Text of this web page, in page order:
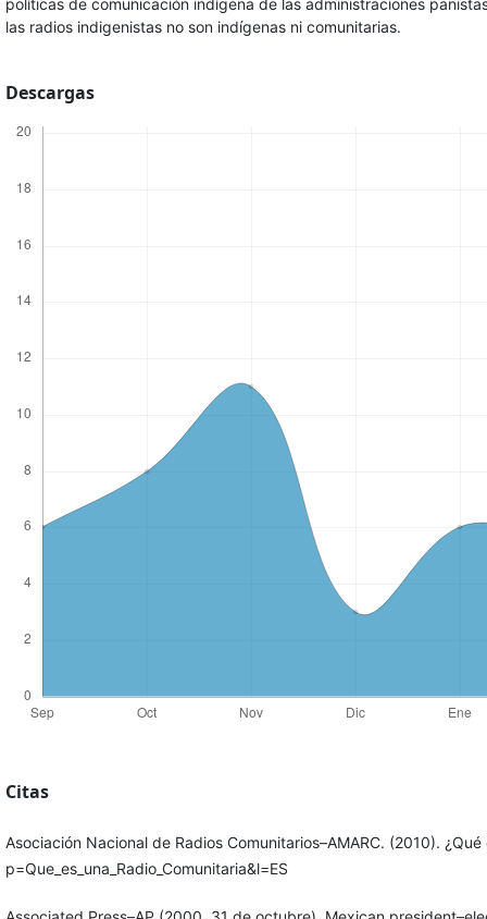
políticas de comunicación indígena de las administraciones
las radios indigenistas no son indígenas ni comunitarias.
Descargas
Citas
Asociación Nacional de Radios Comunitarios–AMARC. (2010).
p=Que_es_una_Radio_Comunitaria&l=ES